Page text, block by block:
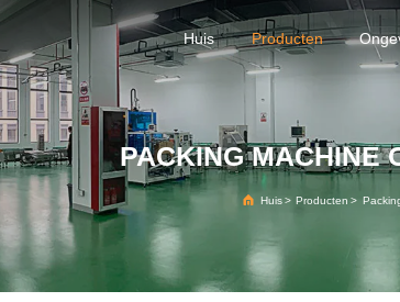
Huis Producten
PACKING MACHINE
Huis> Producten >